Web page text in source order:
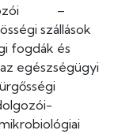
–
szállások
és
egészségügyi